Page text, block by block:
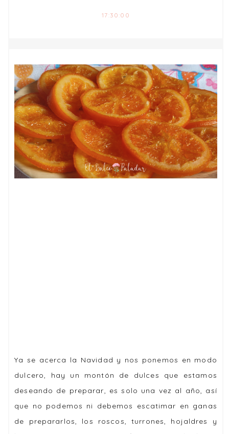
17:30:00
Ya se acerca la Navidad y nos ponemos en modo
dulcero, hay un montón de dulces que estamos
deseando de preparar, es solo una vez al año, así
que no podemos ni debemos escatimar en ganas
de prepararlos, los roscos, turrones, hojaldres y